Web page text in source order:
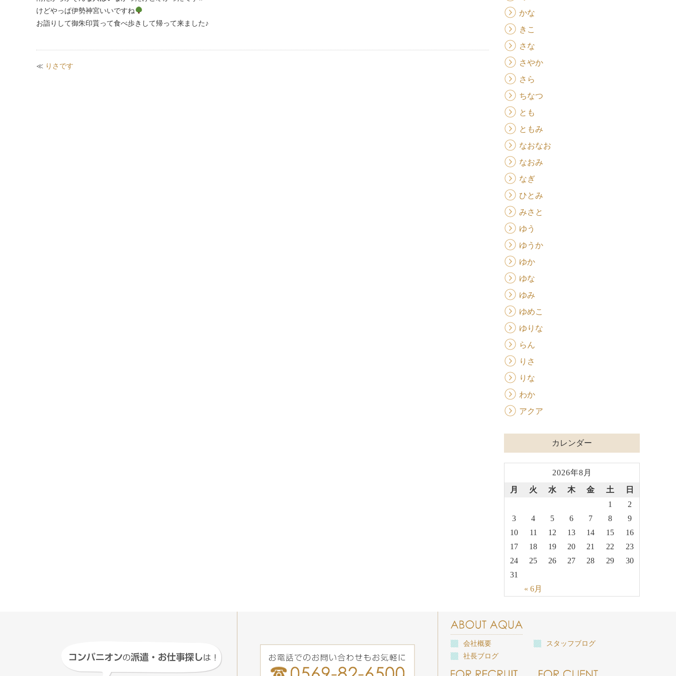
けどやっぱ伊勢神宮いいですね
お詣りして御朱印貰って食べ歩きして帰って来ました♪
≪ りさです
かな
きこ
さな
さやか
さら
ちなつ
とも
ともみ
なおなお
なおみ
なぎ
ひとみ
みさと
ゆう
ゆうか
ゆか
ゆな
ゆみ
ゆめこ
ゆりな
らん
りさ
りな
わか
アクア
カレンダー
2026年8月
月
火 水 木 金 土 日
« 6月
1
2
3
4 5 6 7 8
9
10
11 12 13 14 15
16
17
18 19 20 21 22
23
24
25 26 27 28 29
30
31
会社概要
スタッフブログ
社長ブログ